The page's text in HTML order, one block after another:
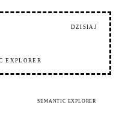
DZISIAJ
EXPLORER
SEMANTIC EXPLORER